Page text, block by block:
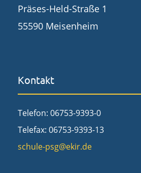
Präses-Held-Straße 1
55590 Meisenheim
Kontakt
Telefon: 06753-9393-0
Telefax: 06753-9393-13
schule-psg@ekir.de